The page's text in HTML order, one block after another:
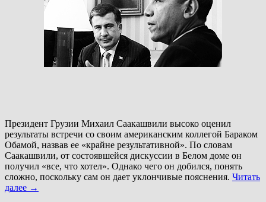
Президент Грузии Михаил Саакашвили высоко оценил
результаты встречи со своим американским коллегой Бараком
Обамой, назвав ее «крайне результативной». По словам
Саакашвили, от состоявшейся дискуссии в Белом доме он
получил «все, что хотел». Однако чего он добился, понять
сложно, поскольку сам он дает уклончивые пояснения. Читать
далее →